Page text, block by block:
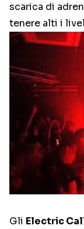
scarica di
tenere alti i
Gli Electric